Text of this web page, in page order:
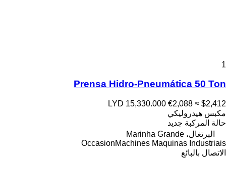
1
Prensa Hidro-Pneumática 50 Ton
LYD 15,330.000 €2,088 ≈ $2,412
مكبس هيدروليكي
حالة المركبة جديد
البرتغال، Marinha Grande
OccasionMachines Maquinas Industriais
الاتصال بالبائع